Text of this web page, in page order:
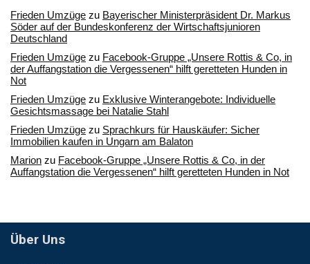
Frieden Umzüge zu Bayerischer Ministerpräsident Dr. Markus
Söder auf der Bundeskonferenz der Wirtschaftsjunioren
Deutschland
Frieden Umzüge zu Facebook-Gruppe „Unsere Rottis & Co, in
der Auffangstation die Vergessenen“ hilft geretteten Hunden in
Not
Frieden Umzüge zu Exklusive Winterangebote: Individuelle
Gesichtsmassage bei Natalie Stahl
Frieden Umzüge zu Sprachkurs für Hauskäufer: Sicher
Immobilien kaufen in Ungarn am Balaton
Marion zu Facebook-Gruppe „Unsere Rottis & Co, in der
Auffangstation die Vergessenen“ hilft geretteten Hunden in Not
Über Uns